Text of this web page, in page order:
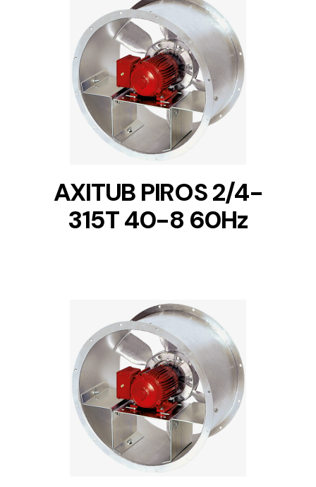
DETAILS
AXITUB PIROS 2/4-
315T 40-8 60Hz
DETAILS